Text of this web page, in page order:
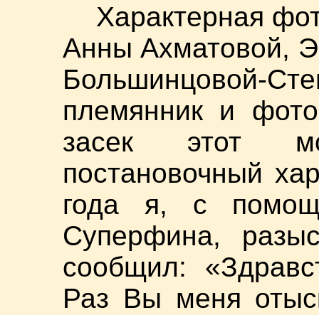
Характерная
Анны Ахматовой,
Большинцовой-
племянник и
засек этот
постановочный
года я, с
Суперфина,
сообщил:
Раз Вы меня